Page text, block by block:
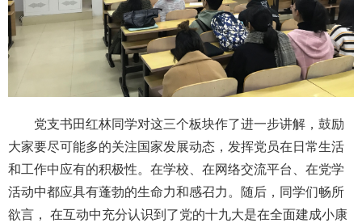
党支书田红林同学对这三个板块作了进一步讲解，鼓励
大家要尽可能多的关注国家发展动态，发挥党员在日常生活
和工作中应有的积极性。在学校、在网络交流平台、在党学
活动中都应具有蓬勃的生命力和感召力。随后，同学们畅所
欲言， 在互动中充分认识到了党的十九大是在全面建成小康